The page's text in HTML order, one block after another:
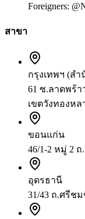
Foreigners:
สาขา
กรุงเทพฯ (ส
61 ซ.ลาดพร้
เขตวังทองหล
ขอนแก่น
46/1-2 หมู่ 2
อุดรธานี
31/43 ถ.ศรีช